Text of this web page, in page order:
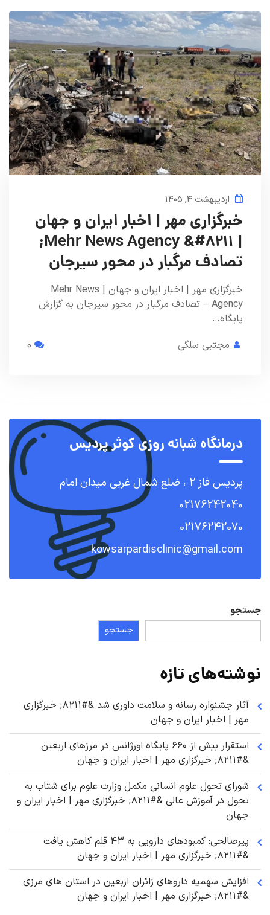
اردیبهشت ۴, ۱۴۰۵
خبرگزاری مهر | اخبار ایران و جهان
| Mehr News Agency &#۸۲۱۱;
تصادف مرگبار در محور سیرجان
خبرگزاری مهر | اخبار ایران و جهان | Mehr News
Agency – تصادف مرگبار در محور سیرجان به گزارش
پایگاه…
مجتبی سلگی
درمانگاه شبانه روزی کوثر پردیس
پردیس فاز 2 ، ضلع شمال غربی میدان امام
02176242040
02176242070
kowsarpardisclinic@gmail.com
جستجو
جستجو
نوشته‌های تازه
آثار جشنواره رسانه و سلامت داوری شد &#۸۲۱۱; خبرگزاری
مهر | اخبار ایران و جهان
استقرار بیش از ۶۶۰ پایگاه اورژانس در مرزهای اربعین
&#۸۲۱۱; خبرگزاری مهر | اخبار ایران و جهان
شورای تحول علوم انسانی مکمل وزارت علوم برای شتاب به
تحول در آموزش عالی &#۸۲۱۱; خبرگزاری مهر | اخبار ایران و
جهان
پیرصالحی: کمبودهای دارویی به ۴۳ قلم کاهش یافت
&#۸۲۱۱; خبرگزاری مهر | اخبار ایران و جهان
افزایش سهمیه داروهای زائران اربعین در استان های مرزی
&#۸۲۱۱; خبرگزاری مهر | اخبار ایران و جهان